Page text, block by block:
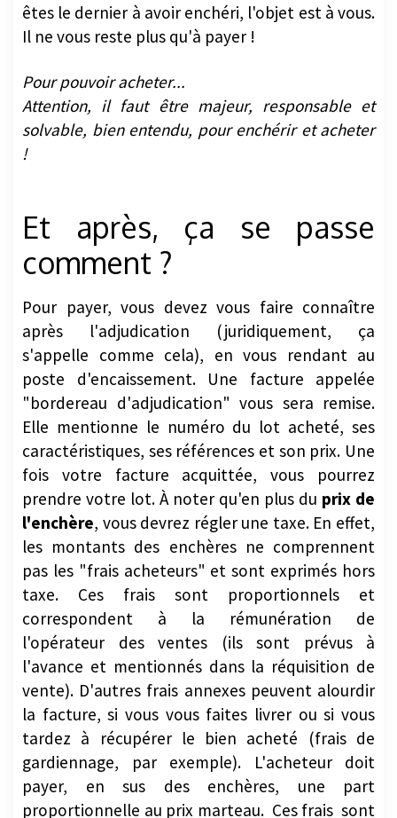
êtes le dernier à avoir enchéri, l'objet est à vous.
Il ne vous reste plus qu'à payer !
Pour pouvoir acheter...
Attention, il faut être majeur, responsable et
solvable, bien entendu, pour enchérir et acheter
!
Et après, ça se passe
comment ?
Pour payer, vous devez vous faire connaître
après l'adjudication (juridiquement, ça
s'appelle comme cela), en vous rendant au
poste d'encaissement. Une facture appelée
"bordereau d'adjudication" vous sera remise.
Elle mentionne le numéro du lot acheté, ses
caractéristiques, ses références et son prix. Une
fois votre facture acquittée, vous pourrez
prendre votre lot. À noter qu'en plus du prix de
l'enchère, vous devrez régler une taxe. En effet,
les montants des enchères ne comprennent
pas les "frais acheteurs" et sont exprimés hors
taxe. Ces frais sont proportionnels et
correspondent à la rémunération de
l'opérateur des ventes (ils sont prévus à
l'avance et mentionnés dans la réquisition de
vente). D'autres frais annexes peuvent alourdir
la facture, si vous vous faites livrer ou si vous
tardez à récupérer le bien acheté (frais de
gardiennage, par exemple). L'acheteur doit
payer, en sus des enchères, une part
proportionnelle au prix marteau. Ces frais sont